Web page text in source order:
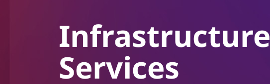
Infrastructure
Services